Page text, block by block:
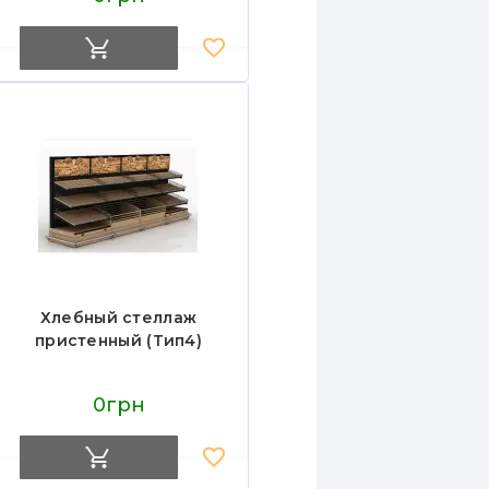
RAL 9001, для
магазинов и пекарен
Хлебный стеллаж
пристенный (Тип4)
0грн